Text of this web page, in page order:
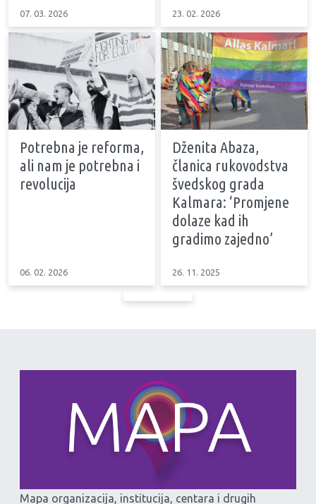
07. 03. 2026 23. 02. 2026
Potrebna je reforma,
ali nam je potrebna i
revolucija
06. 02. 2026
Dženita Abaza,
članica rukovodstva
švedskog grada
Kalmara: ‘Promjene
dolaze kad ih
gradimo zajedno’
26. 11. 2025
Mapa organizacija, institucija, centara i drugih